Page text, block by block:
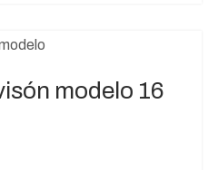
modelo 16